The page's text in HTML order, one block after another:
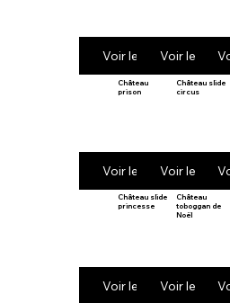
Voir le produit
Voir le
Château
prison
Voir le produit
Château slide
circus
Voir le
Château slide
princesse
Voir le produit
Château
toboggan de
Noël
Voir le